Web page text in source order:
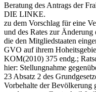
Beratung des Antrags der
DIE LINKE.
zu dem Vorschlag für eine
und des Rates zur
die den Mitgliedstaaten
GVO auf ihrem
KOM(2010) 375 endg.;
hier: Stellungnahme
23 Absatz 2 des
Vorbehalte der Bevölkerung